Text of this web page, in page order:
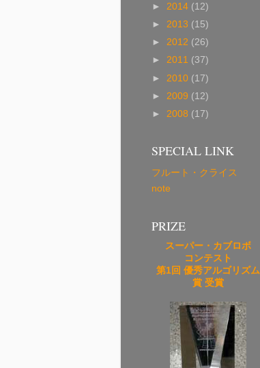
► 2014 (12)
► 2013 (15)
► 2012 (26)
► 2011 (37)
► 2010 (17)
► 2009 (12)
► 2008 (17)
SPECIAL LINK
フルート・クライス
note
PRIZE
スーパー・カブロボ
コンテスト
第1回 優秀アルゴリズム
賞 受賞